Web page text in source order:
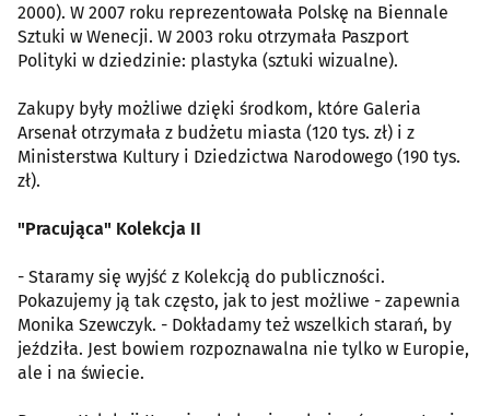
2000). W 2007 roku reprezentowała Polskę na Biennale
Sztuki w Wenecji. W 2003 roku otrzymała Paszport
Polityki w dziedzinie: plastyka (sztuki wizualne).
Zakupy były możliwe dzięki środkom, które Galeria
Arsenał otrzymała z budżetu miasta (120 tys. zł) i z
Ministerstwa Kultury i Dziedzictwa Narodowego (190 tys.
zł).
"Pracująca" Kolekcja II
- Staramy się wyjść z Kolekcją do publiczności.
Pokazujemy ją tak często, jak to jest możliwe - zapewnia
Monika Szewczyk. - Dokładamy też wszelkich starań, by
jeździła. Jest bowiem rozpoznawalna nie tylko w Europie,
ale i na świecie.